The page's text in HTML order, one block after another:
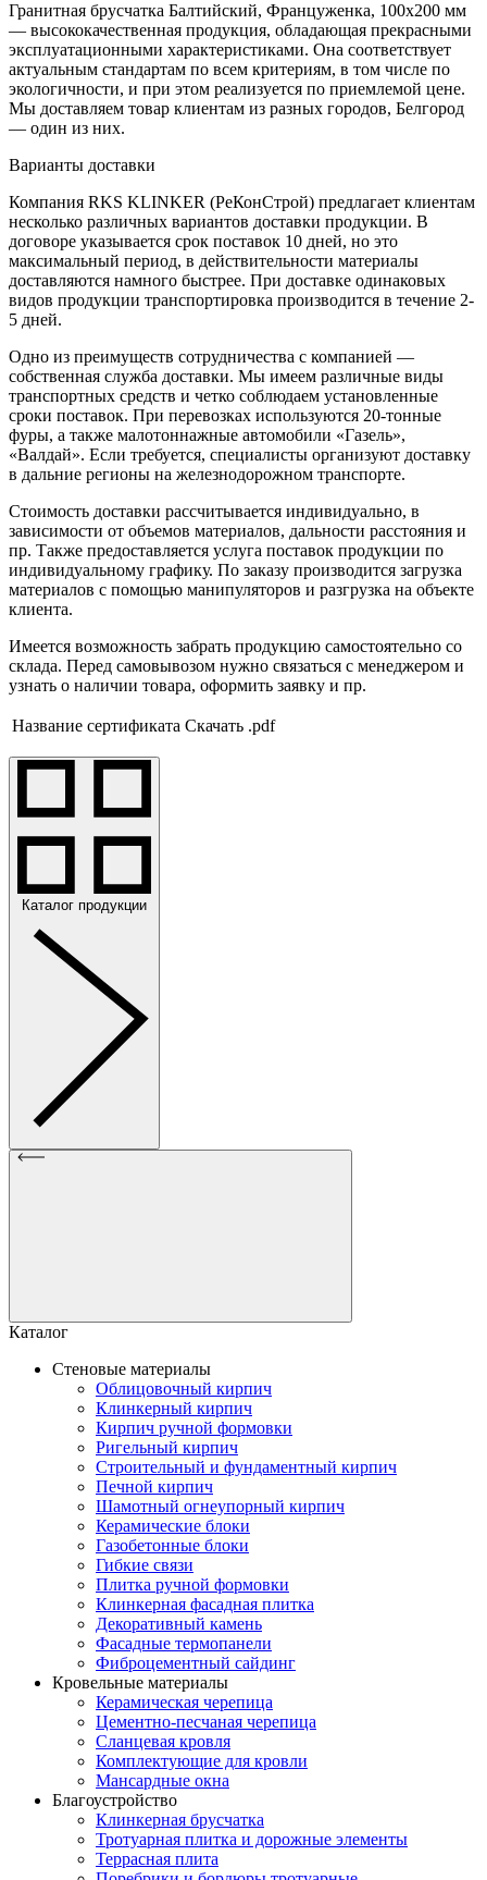
Гранитная брусчатка Балтийский, Француженка, 100x200 мм
— высококачественная продукция, обладающая прекрасными
эксплуатационными характеристиками. Она соответствует
актуальным стандартам по всем критериям, в том числе по
экологичности, и при этом реализуется по приемлемой цене.
Мы доставляем товар клиентам из разных городов, Белгород
— один из них.
Варианты доставки
Компания RKS KLINKER (РеКонСтрой) предлагает клиентам
несколько различных вариантов доставки продукции. В
договоре указывается срок поставок 10 дней, но это
максимальный период, в действительности материалы
доставляются намного быстрее. При доставке одинаковых
видов продукции транспортировка производится в течение 2-
5 дней.
Одно из преимуществ сотрудничества с компанией —
собственная служба доставки. Мы имеем различные виды
транспортных средств и четко соблюдаем установленные
сроки поставок. При перевозках используются 20-тонные
фуры, а также малотоннажные автомобили «Газель»,
«Валдай». Если требуется, специалисты организуют доставку
в дальние регионы на железнодорожном транспорте.
Стоимость доставки рассчитывается индивидуально, в
зависимости от объемов материалов, дальности расстояния и
пр. Также предоставляется услуга поставок продукции по
индивидуальному графику. По заказу производится загрузка
материалов с помощью манипуляторов и разгрузка на объекте
клиента.
Имеется возможность забрать продукцию самостоятельно со
склада. Перед самовывозом нужно связаться с менеджером и
узнать о наличии товара, оформить заявку и пр.
Название сертификата Скачать .pdf
Каталог продукции
Каталог
Стеновые материалы
Облицовочный кирпич
Клинкерный кирпич
Кирпич ручной формовки
Ригельный кирпич
Строительный и фундаментный кирпич
Печной кирпич
Шамотный огнеупорный кирпич
Керамические блоки
Газобетонные блоки
Гибкие связи
Плитка ручной формовки
Клинкерная фасадная плитка
Декоративный камень
Фасадные термопанели
Фиброцементный сайдинг
Кровельные материалы
Керамическая черепица
Цементно-песчаная черепица
Сланцевая кровля
Комплектующие для кровли
Мансардные окна
Благоустройство
Клинкерная брусчатка
Тротуарная плитка и дорожные элементы
Террасная плита